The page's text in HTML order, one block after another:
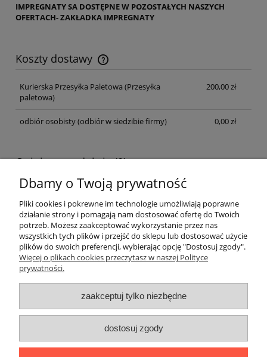
IMPREGNATY SA DOSTĘPNE W POZOSTAŁYCH NASZYCH
OFERTACH- ZAKŁADKA IMPREGNATY
Koszty dostawy
Cena nie zawiera ewentualnych kosztów płatności
Kurierska Przesyłka Paletowa (Przesyłka
paletowa)
200,00 zł
odbiór osobisty(odbiór w siedzibie firmy) 0,00 zł
Opinie o produkcie (0)
Wyświetlane są wszystkie opinie (pozytywne i negatywne). Nie
weryfikujemy, czy pochodzą one od klientów, którzy kupili dany
produkt.
Pomoc
Moje konto
Płatności i dostawa
Informacje
Dbamy o Twoją prywatność
Pliki cookies i pokrewne im technologie umożliwiają poprawne
działanie strony i pomagają nam dostosować ofertę do Twoich
potrzeb. Możesz zaakceptować wykorzystanie przez nas
wszystkich tych plików i przejść do sklepu lub dostosować użycie
plików do swoich preferencji, wybierając opcję "Dostosuj zgody".
Więcej o plikach cookies przeczytasz w naszej Polityce
prywatności.
zaakceptuj tylko niezbędne
dostosuj zgody